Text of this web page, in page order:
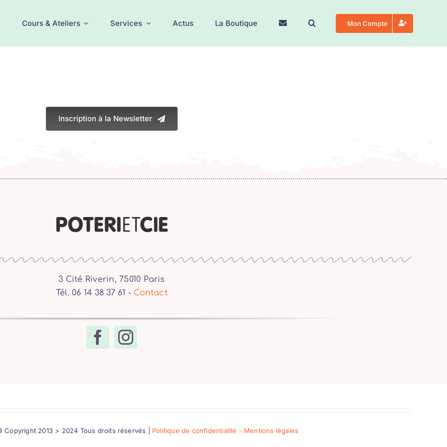
Cours & Ateliers Services Actus La Boutique Mon Compte
Inscription à la Newsletter
3 Cité Riverin, 75010 Paris
Tél. 06 14 38 37 61 - Contact
Copyright 2013 > 2024 Tous droits réservés | Politique de confidentialité - Mentions légales